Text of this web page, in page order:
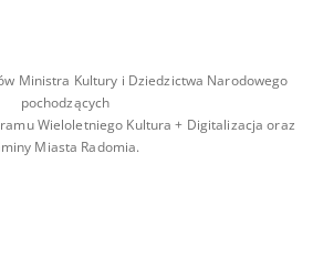
Ministra Kultury i Dziedzictwa Narodowego
pochodzących
Wieloletniego Kultura + Digitalizacja oraz
Miasta Radomia.